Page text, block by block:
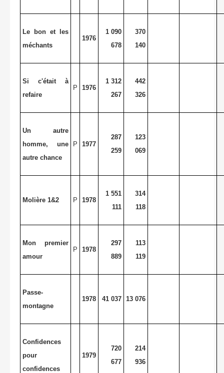
Le bon et les
méchants
1976
1 090
678
370
140
Si c'était à
refaire
P 1976
1 312
267
442
326
Un autre
homme, une
autre chance
P 1977
287
259
123
069
Molière 1&2 P 1978
1 551
111
314
118
Mon premier
amour
P 1978
297
889
113
119
Passe-
montagne
1978 41 037 13 076
Confidences
pour
confidences
1979
720
677
214
936